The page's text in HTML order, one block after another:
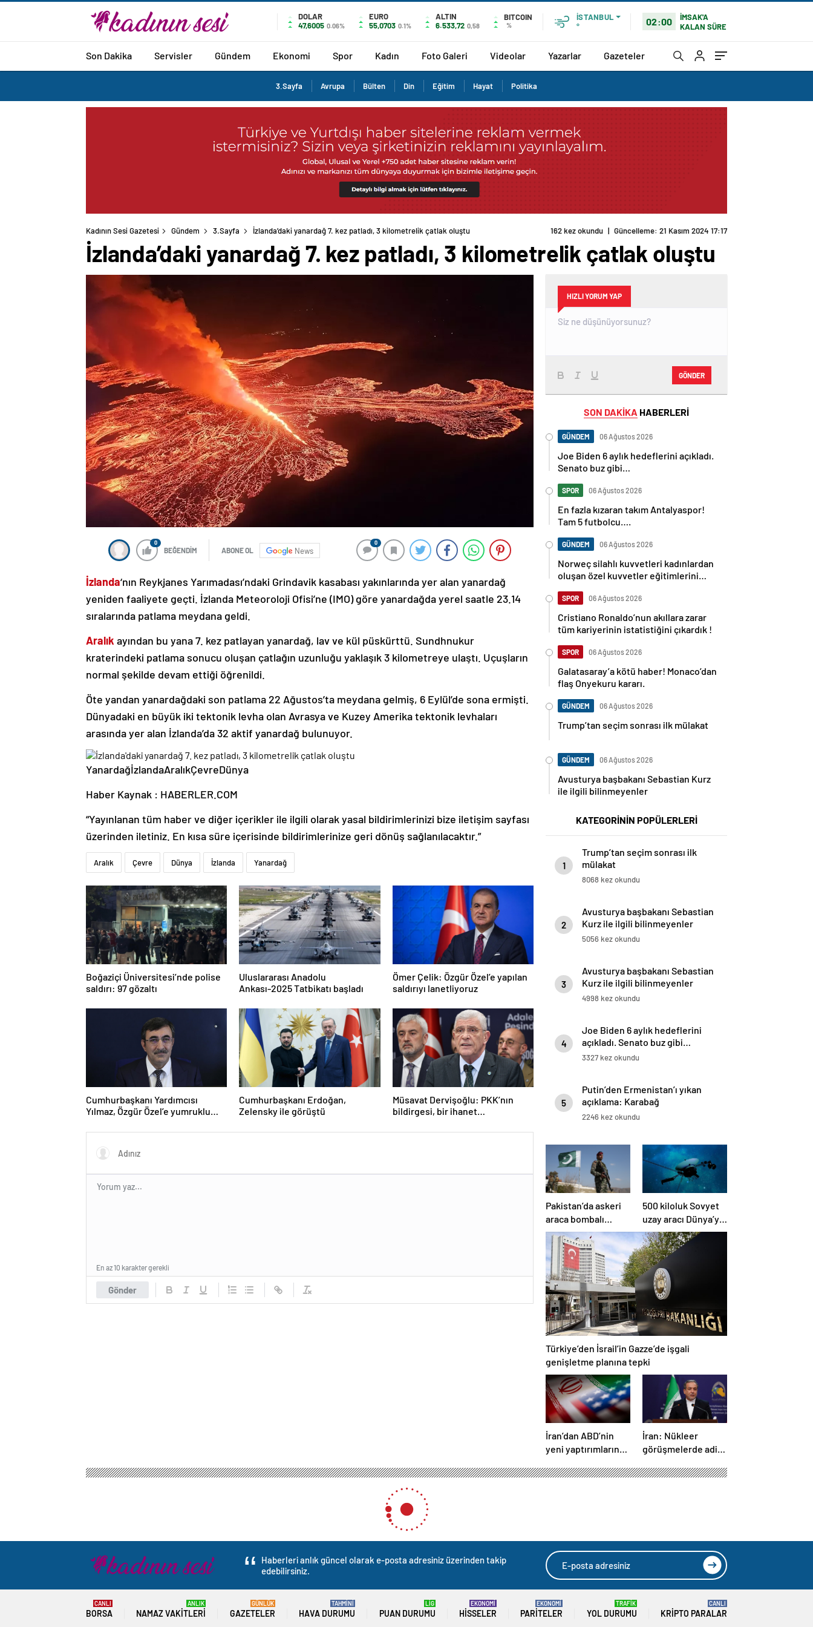
DOLAR
47,6005 0.06%
EURO
55,0703 0.1%
ALTIN
6.533,72 0,58
BITCOIN
%
İSTANBUL
°
02:00
İMSAK'A
KALAN SÜRE
Son Dakika Servisler Gündem Ekonomi Spor Kadın Foto Galeri Videolar Yazarlar Gazeteler
3.Sayfa Avrupa Bülten Din Eğitim Hayat Politika
Kadının Sesi Gazetesi Gündem 3.Sayfa İzlanda’daki yanardağ 7. kez patladı, 3 kilometrelik çatlak oluştu
İzlanda’daki yanardağ 7. kez patladı, 3 kilometrelik çatlak oluştu
0
BEĞENDİM ABONE OL News
0
İzlanda‘nın Reykjanes Yarımadası’ndaki Grindavik kasabası yakınlarında yer alan yanardağ
yeniden faaliyete geçti. İzlanda Meteoroloji Ofisi’ne (IMO) göre yanardağda yerel saatle 23.14
sıralarında patlama meydana geldi.
Aralık ayından bu yana 7. kez patlayan yanardağ, lav ve kül püskürttü. Sundhnukur
kraterindeki patlama sonucu oluşan çatlağın uzunluğu yaklaşık 3 kilometreye ulaştı. Uçuşların
normal şekilde devam ettiği öğrenildi.
Öte yandan yanardağdaki son patlama 22 Ağustos’ta meydana gelmiş, 6 Eylül’de sona ermişti.
Dünyadaki en büyük iki tektonik levha olan Avrasya ve Kuzey Amerika tektonik levhaları
arasında yer alan İzlanda’da 32 aktif yanardağ bulunuyor.
YanardağİzlandaAralıkÇevreDünya
Haber Kaynak : HABERLER.COM
“Yayınlanan tüm haber ve diğer içerikler ile ilgili olarak yasal bildirimlerinizi bize iletişim sayfası
üzerinden iletiniz. En kısa süre içerisinde bildirimlerinize geri dönüş sağlanılacaktır.”
Aralık Çevre Dünya İzlanda Yanardağ
Boğaziçi Üniversitesi’nde polise
saldırı: 97 gözaltı
Uluslararası Anadolu
Ankası-2025 Tatbikatı başladı
Ömer Çelik: Özgür Özel’e yapılan
saldırıyı lanetliyoruz
Cumhurbaşkanı Yardımcısı
Yılmaz, Özgür Özel’e yumruklu
Cumhurbaşkanı Erdoğan,
Zelensky ile görüştü
Müsavat Dervişoğlu: PKK’nın
bildirgesi, bir ihanet
Gönder
En az 10 karakter gerekli
HIZLI YORUM YAP
GÖNDER
SON DAKİKA HABERLERİ
GÜNDEM 06 Ağustos 2026
Joe Biden 6 aylık hedeflerini açıkladı.
Senato buz gibi…
SPOR 06 Ağustos 2026
En fazla kızaran takım Antalyaspor!
Tam 5 futbolcu….
GÜNDEM 06 Ağustos 2026
Norweç silahlı kuvvetleri kadınlardan
oluşan özel kuvvetler eğitimlerini
SPOR 06 Ağustos 2026
Cristiano Ronaldo’nun akıllara zarar
tüm kariyerinin istatistiğini çıkardık !
SPOR 06 Ağustos 2026
Galatasaray’a kötü haber! Monaco’dan
flaş Onyekuru kararı.
GÜNDEM 06 Ağustos 2026
Trump’tan seçim sonrası ilk mülakat
GÜNDEM 06 Ağustos 2026
Avusturya başbakanı Sebastian Kurz
ile ilgili bilinmeyenler
KATEGORİNİN POPÜLERLERİ
1
Trump’tan seçim sonrası ilk
mülakat
8068 kez okundu
2
Avusturya başbakanı Sebastian
Kurz ile ilgili bilinmeyenler
5056 kez okundu
3
Avusturya başbakanı Sebastian
Kurz ile ilgili bilinmeyenler
4998 kez okundu
4
Joe Biden 6 aylık hedeflerini
açıkladı. Senato buz gibi…
3327 kez okundu
5
Putin’den Ermenistan’ı yıkan
açıklama: Karabağ
Azerbaycan’ın ayrılmaz bir
2246 kez okundu
Pakistan’da askeri
araca bombalı
saldırı düzenlendi
500 kiloluk Sovyet
uzay aracı Dünya’ya
düşüyor: Türkiye de
risk altında
Türkiye’den İsrail’in Gazze’de işgali
genişletme planına tepki
İran’dan ABD’nin
yeni yaptırımlarına
tehditlerine tepki
İran: Nükleer
görüşmelerde adil
varmak için
AYM’den İçişleri Bakanlığı’nın pasaportlar üzerindeki iptal yetkisini kaldırdı
AYM’den İçişleri Bakanlığı’nın pasaportlar üzerindeki iptal
yetkisini kaldırdı